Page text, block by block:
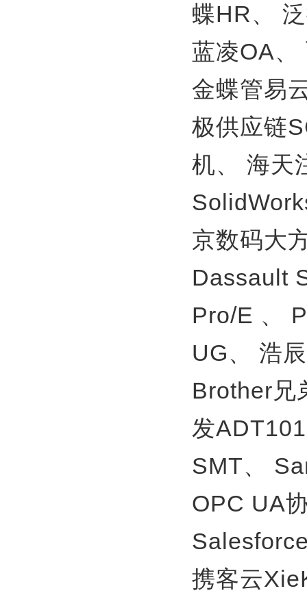
蝶HR、
蓝凌OA、
金蝶管易
极供应链
机、
海天
京数码大
Dassault
Pro/E 、
UG、
浩
Brother兄
发
SMT、
OPC UA
携客云